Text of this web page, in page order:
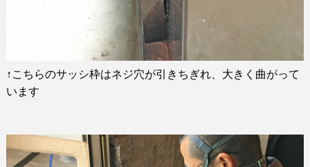
↑ こちらのサッシ枠はネジ穴が引きちぎれ、大きく曲がって
います